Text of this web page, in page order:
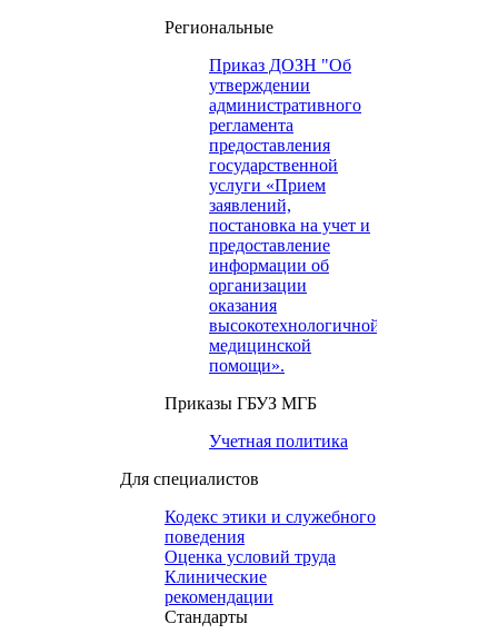
Региональные
Приказ ДОЗН "Об
утверждении
административного
регламента
предоставления
государственной
услуги «Прием
заявлений,
постановка на учет и
предоставление
информации об
организации
оказания
высокотехнологичной
медицинской
помощи».
Приказы ГБУЗ МГБ
Учетная политика
Для специалистов
Кодекс этики и служебного
поведения
Оценка условий труда
Клинические
рекомендации
Cтандарты